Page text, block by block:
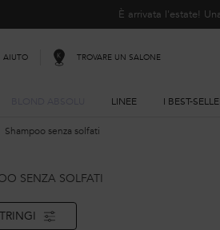
È arrivata l'estate!
AIUTO TROVARE UN SALONE
LINEE I BEST-
Shampoo senza solfati
SENZA SOLFATI